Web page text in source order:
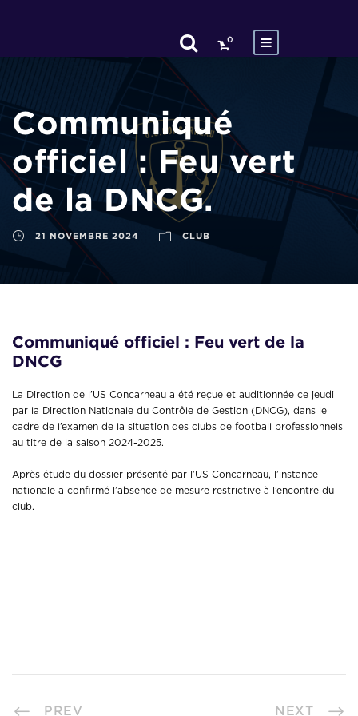
0
Communiqué
officiel : Feu vert
de la DNCG.
21 NOVEMBRE 2024 CLUB
Communiqué officiel : Feu vert de la
DNCG
La Direction de l’US Concarneau a été reçue et auditionnée ce jeudi
par la Direction Nationale du Contrôle de Gestion (DNCG), dans le
cadre de l’examen de la situation des clubs de football professionnels
au titre de la saison 2024-2025.
Après étude du dossier présenté par l’US Concarneau, l’instance
nationale a confirmé l’absence de mesure restrictive à l’encontre du
club.
PREV NEXT